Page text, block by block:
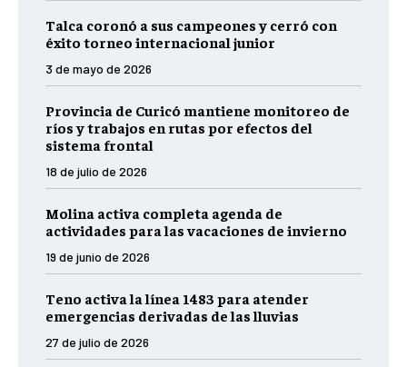
Talca coronó a sus campeones y cerró con
éxito torneo internacional junior
3 de mayo de 2026
Provincia de Curicó mantiene monitoreo de
ríos y trabajos en rutas por efectos del
sistema frontal
18 de julio de 2026
Molina activa completa agenda de
actividades para las vacaciones de invierno
19 de junio de 2026
Teno activa la línea 1483 para atender
emergencias derivadas de las lluvias
27 de julio de 2026